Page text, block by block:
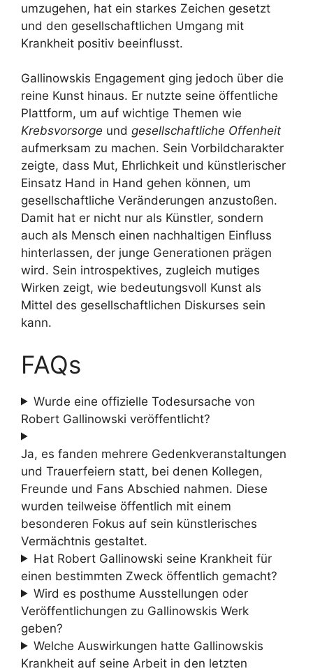
umzugehen, hat ein starkes Zeichen gesetzt
und den gesellschaftlichen Umgang mit
Krankheit positiv beeinflusst.
Gallinowskis Engagement ging jedoch über die
reine Kunst hinaus. Er nutzte seine öffentliche
Plattform, um auf wichtige Themen wie
Krebsvorsorge und gesellschaftliche Offenheit
aufmerksam zu machen. Sein Vorbildcharakter
zeigte, dass Mut, Ehrlichkeit und künstlerischer
Einsatz Hand in Hand gehen können, um
gesellschaftliche Veränderungen anzustoßen.
Damit hat er nicht nur als Künstler, sondern
auch als Mensch einen nachhaltigen Einfluss
hinterlassen, der junge Generationen prägen
wird. Sein introspektives, zugleich mutiges
Wirken zeigt, wie bedeutungsvoll Kunst als
Mittel des gesellschaftlichen Diskurses sein
kann.
FAQs
Wurde eine offizielle Todesursache von
Robert Gallinowski veröffentlicht?
Ja, es fanden mehrere Gedenkveranstaltungen
und Trauerfeiern statt, bei denen Kollegen,
Freunde und Fans Abschied nahmen. Diese
wurden teilweise öffentlich mit einem
besonderen Fokus auf sein künstlerisches
Vermächtnis gestaltet.
Hat Robert Gallinowski seine Krankheit für
einen bestimmten Zweck öffentlich gemacht?
Wird es posthume Ausstellungen oder
Veröffentlichungen zu Gallinowskis Werk
geben?
Welche Auswirkungen hatte Gallinowskis
Krankheit auf seine Arbeit in den letzten